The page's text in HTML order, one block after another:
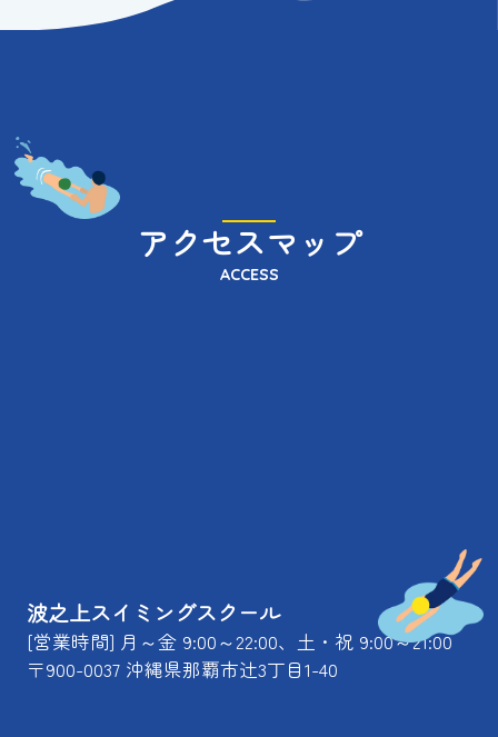
アクセスマップ
ACCESS
波之上スイミングスクール
[営業時間] 月～金 9:00～22:00、土・祝 9:00～21:00
〒900-0037 沖縄県那覇市辻3丁目1-40